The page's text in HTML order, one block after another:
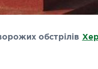
обстрілів